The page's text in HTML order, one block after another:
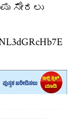
ಸೇರಲು